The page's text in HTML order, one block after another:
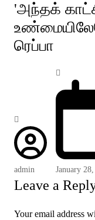
'அந்தக்
ரெப்பா
admin January
Leave a
Your email address